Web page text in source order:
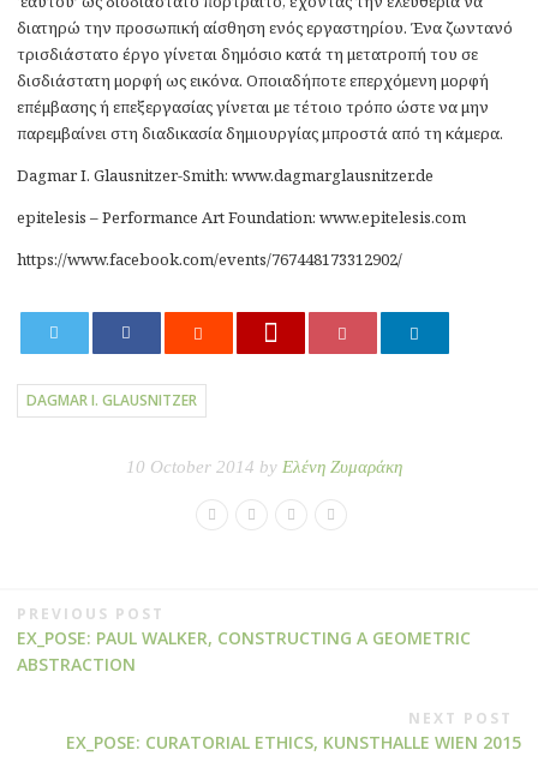
διατηρώ την προσωπική αίσθηση ενός εργαστηρίου. Ένα ζωντανό
τρισδιάστατο έργο γίνεται δημόσιο κατά τη μετατροπή του σε
δισδιάστατη μορφή ως εικόνα. Οποιαδήποτε επερχόμενη μορφή
επέμβασης ή επεξεργασίας γίνεται με τέτοιο τρόπο ώστε να μην
παρεμβαίνει στη διαδικασία δημιουργίας μπροστά από τη κάμερα.
Dagmar I. Glausnitzer-Smith: www.dagmarglausnitzer.de
epitelesis – Performance Art Foundation: www.epitelesis.com
https://www.facebook.com/events/767448173312902/
DAGMAR I. GLAUSNITZER
10 October 2014 by Ελένη Ζυμαράκη
PREVIOUS POST
EX_POSE: PAUL WALKER, CONSTRUCTING A GEOMETRIC
ABSTRACTION
NEXT POST
EX_POSE: CURATORIAL ETHICS, KUNSTHALLE WIEN 2015